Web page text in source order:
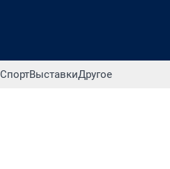
СпортВыставкиДругое